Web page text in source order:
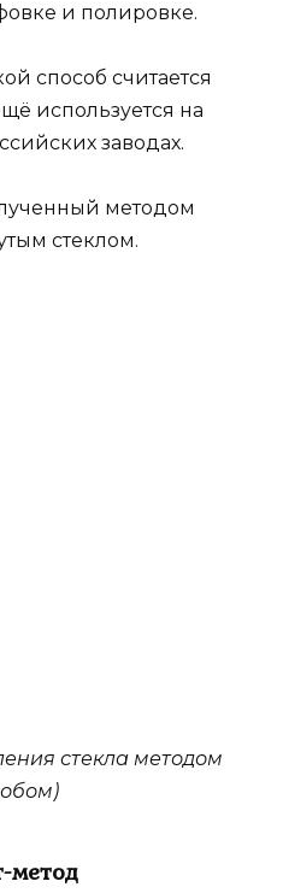
и полировке.
способ считается
используется на
заводах.
методом
стеклом.
стекла методом
метод